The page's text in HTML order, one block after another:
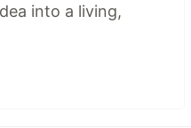
into a living,